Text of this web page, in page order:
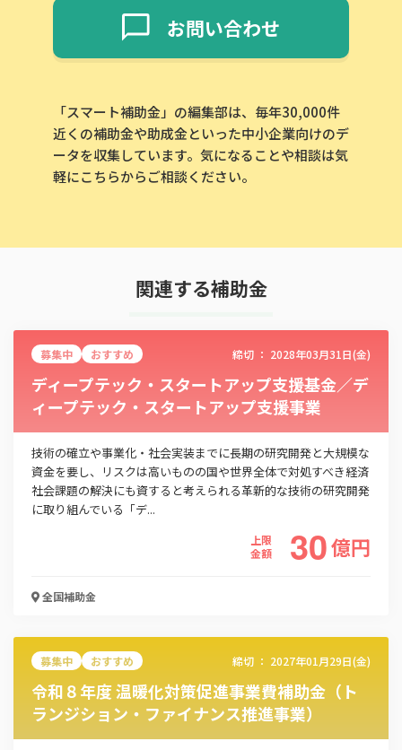
お問い合わせ
「スマート補助金」の編集部は、毎年30,000件
近くの補助金や助成金といった中小企業向けのデ
ータを収集しています。気になることや相談は気
軽にこちらからご相談ください。
関連する補助金
募集中 おすすめ 締切 ： 2028年03月31日(金)
ディープテック・スタートアップ支援基金／デ
ィープテック・スタートアップ支援事業
技術の確立や事業化・社会実装までに長期の研究開発と大規模な
資金を要し、リスクは高いものの国や世界全体で対処すべき経済
社会課題の解決にも資すると考えられる革新的な技術の研究開発
に取り組んでいる「デ...
上限
金額
30億円
全国補助金
募集中 おすすめ 締切 ： 2027年01月29日(金)
令和８年度 温暖化対策促進事業費補助金（ト
ランジション・ファイナンス推進事業）